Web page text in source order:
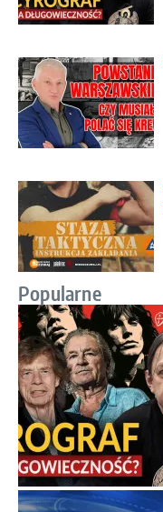
Popularne